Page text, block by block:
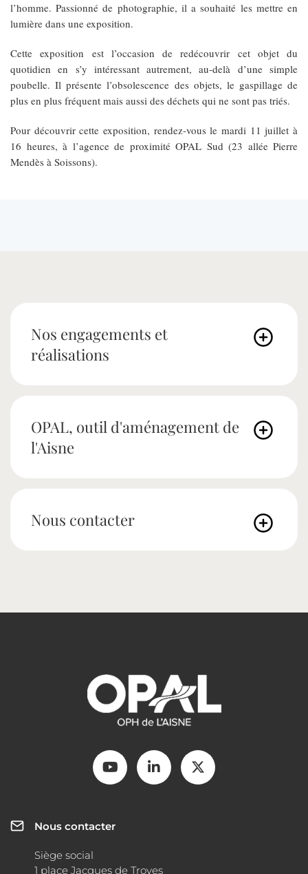
l’homme. Passionné de photographie, il a souhaité les mettre en
lumière dans une exposition.
Cette exposition est l’occasion de redécouvrir cet objet du
quotidien en s’y intéressant autrement, au-delà d’une simple
poubelle. Il présente l’obsolescence des objets, le gaspillage de
plus en plus fréquent mais aussi des déchets qui ne sont pas triés.
Pour découvrir cette exposition, rendez-vous le mardi 11 juillet à
16 heures, à l’agence de proximité OPAL Sud (23 allée Pierre
Mendès à Soissons).
Nos engagements et
réalisations
OPAL, outil d'aménagement de
l'Aisne
Nous contacter
Nous contacter
Siège social
1 place Jacques de Troyes